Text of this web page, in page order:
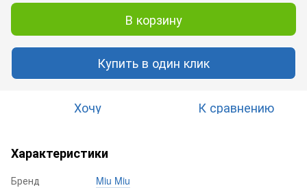
В корзину
Купить в один клик
Хочу К сравнению
Характеристики
Бренд
Miu Miu